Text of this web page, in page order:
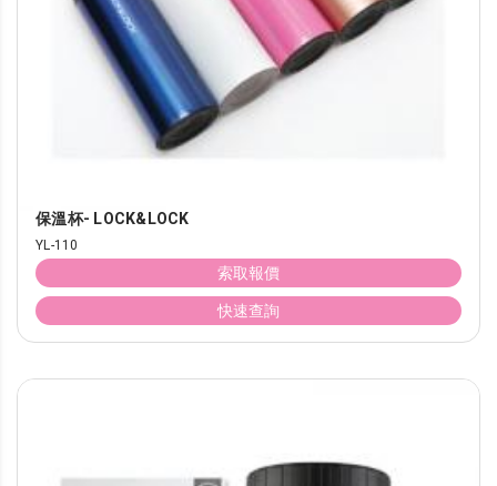
保溫杯- LOCK&LOCK
YL-110
索取報價
快速查詢